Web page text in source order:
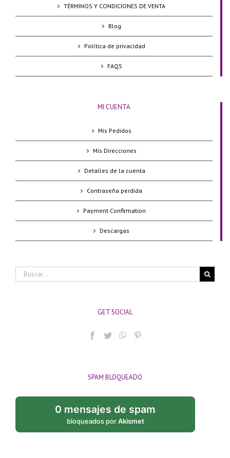
TÉRMINOS Y CONDICIONES DE VENTA
Blog
Política de privacidad
FAQS
MI CUENTA
Mis Pedidos
Mis Direcciones
Detalles de la cuenta
Contraseña perdida
Payment Confirmation
Descargas
Buscar:
GET SOCIAL
SPAM BLOQUEADO
0 mensajes de spam
bloqueados porAkismet